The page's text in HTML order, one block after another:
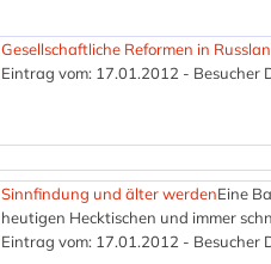
Gesellschaftliche Reformen in
Eintrag vom: 17.01.2012 - Besucher
Sinnfindung und älter werdenEine
heutigen Hecktischen und immer
Eintrag vom: 17.01.2012 - Besucher